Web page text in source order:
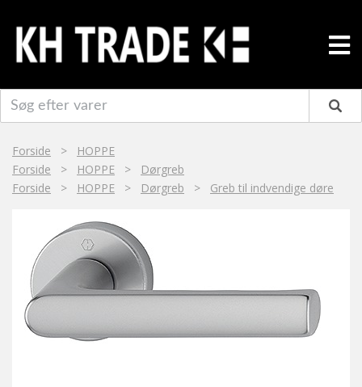
Forside >
HOPPE
Forside > HOPPE >
Dørgreb
Forside > HOPPE > Dørgreb > Greb til indvendige døre